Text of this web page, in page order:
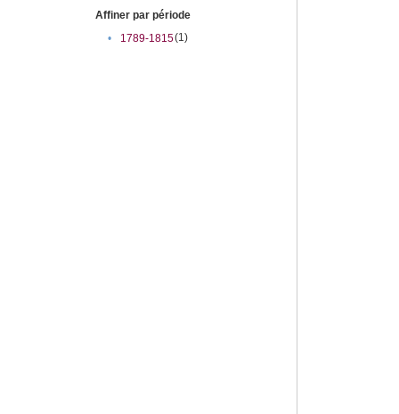
Affiner par période
•
1789-1815(1)